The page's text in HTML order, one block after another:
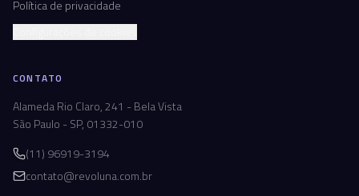
Política de privacidade
CONTATO
Alameda Rio Claro, 241 - Bela Vista
São Paulo - SP, 01332-010
(11) 96919-3194
contato@revoluna.com.br